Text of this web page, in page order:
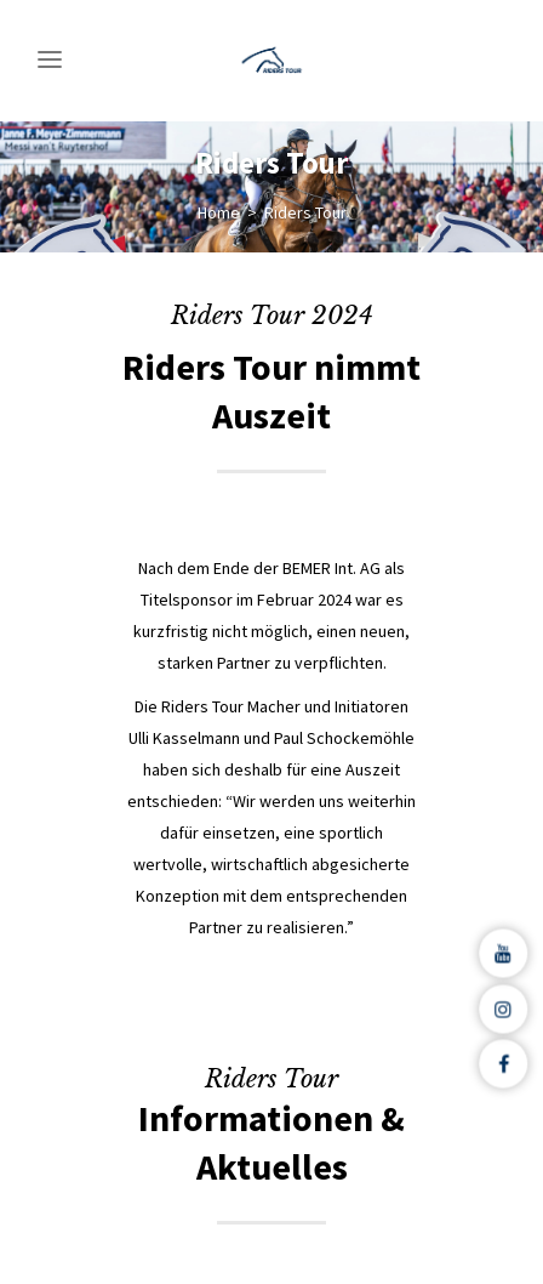
Riders Tour
Home>Riders Tour
Riders Tour 2024
Riders Tour nimmt
Auszeit
Nach dem Ende der BEMER Int. AG als
Titelsponsor im Februar 2024 war es
kurzfristig nicht möglich, einen neuen,
starken Partner zu verpflichten.
Die Riders Tour Macher und Initiatoren
Ulli Kasselmann und Paul Schockemöhle
haben sich deshalb für eine Auszeit
entschieden: “Wir werden uns weiterhin
dafür einsetzen, eine sportlich
wertvolle, wirtschaftlich abgesicherte
Konzeption mit dem entsprechenden
Partner zu realisieren.”
Riders Tour
Informationen &
Aktuelles